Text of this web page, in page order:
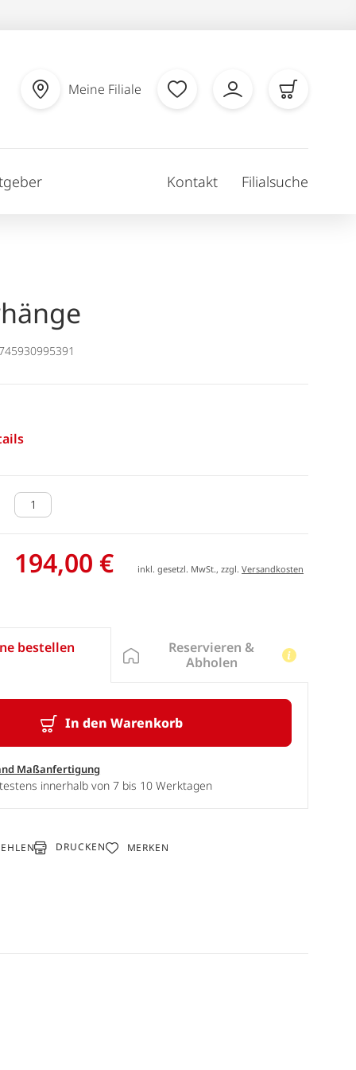
Meine Filiale
Kontakt Filialsuche
194,00 € inkl. gesetzl. MwSt., zzgl.Versandkosten
bestellen
In den Warenkorb
Maßanfertigung
innerhalb von 7 bis 10 Werktagen
Reservieren &
Abholen
DRUCKEN MERKEN